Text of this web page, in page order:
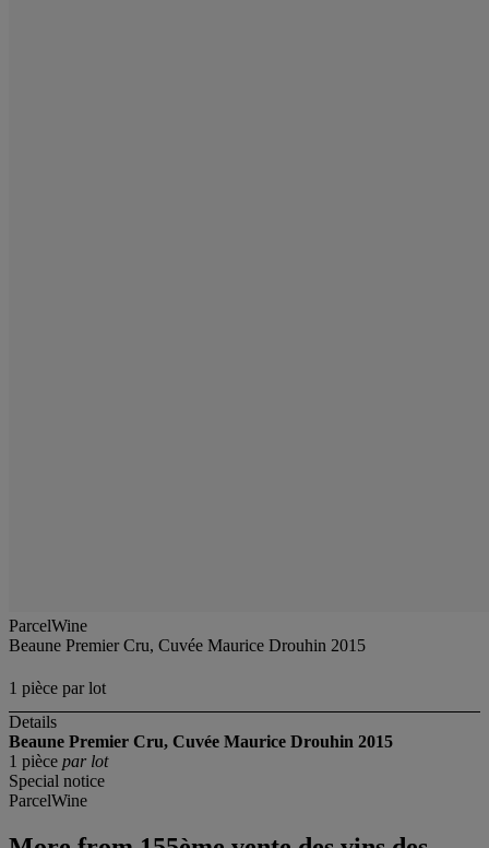
ParcelWine
Beaune Premier Cru, Cuvée Maurice Drouhin 2015
1 pièce par lot
Details
Beaune Premier Cru, Cuvée Maurice Drouhin 2015
1 pièce par lot
Special notice
ParcelWine